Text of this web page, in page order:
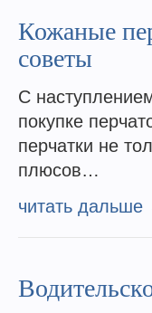
Кожаные
советы
С
покупке
перчатки не
плюсов…
читать дальше